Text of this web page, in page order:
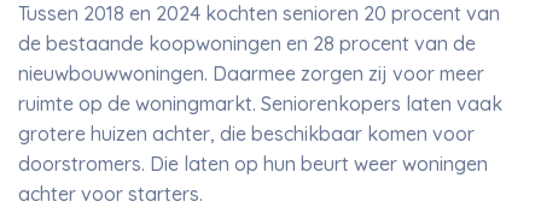
Tussen 2018 en 2024 kochten senioren 20 procent van
de bestaande koopwoningen en 28 procent van de
nieuwbouwwoningen. Daarmee zorgen zij voor meer
ruimte op de woningmarkt. Seniorenkopers laten vaak
grotere huizen achter, die beschikbaar komen voor
doorstromers. Die laten op hun beurt weer woningen
achter voor starters.